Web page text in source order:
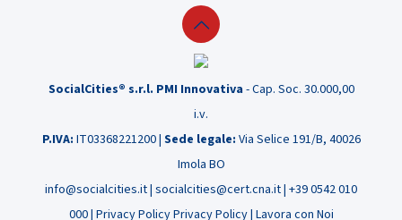
startup:
Climby
racconta
sua
esperienza
SocialCities® s.r.l. PMI Innovativa - Cap. Soc. 30.000,00
i.v.
P.IVA: IT03368221200 | Sede legale: Via Selice 191/B, 40026
Imola BO
info@socialcities.it| socialcities@cert.cna.it| +39 0542 010
000| Privacy PolicyPrivacy Policy| Lavora con Noi